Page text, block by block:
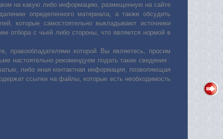
на какую либо информацию, размещенную на сайте
определенного материала, а также обсудить
которые самостоятельно выкладывают источники
отбора с чьей либо стороны, что является нормой в
которой Вы являетесь, просим
настоятельно рекомендуем подать такие сведения :
либо иная контактная информация, позволяющая
ссылки на файлы, которые есть необходимость